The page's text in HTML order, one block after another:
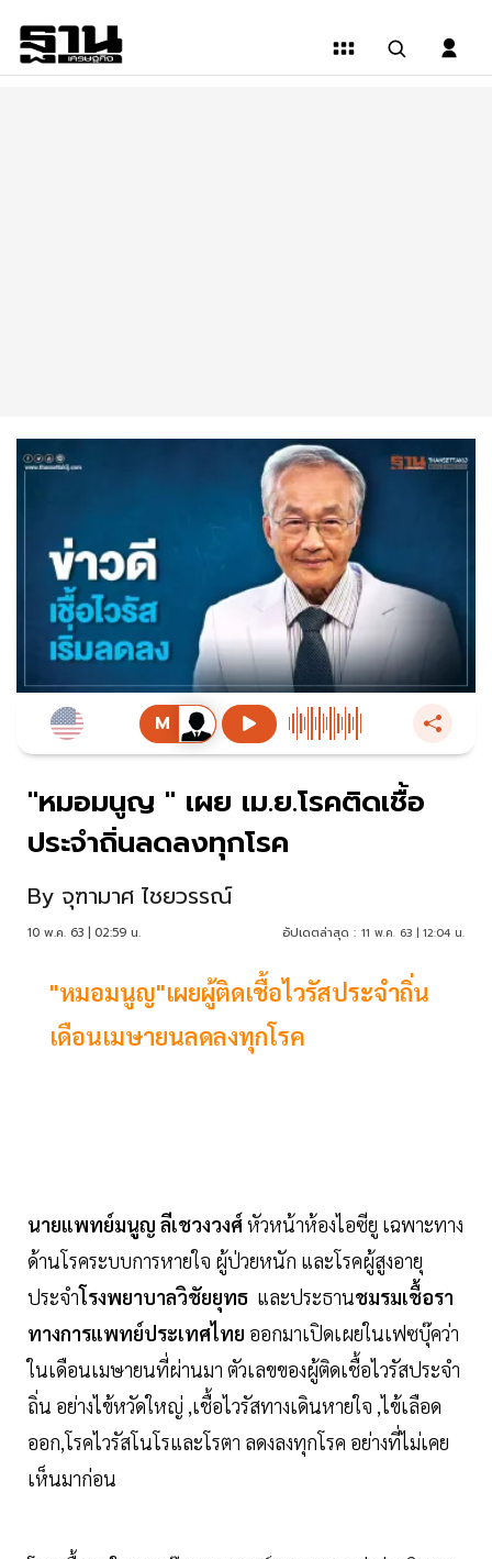
"หมอมนูญ " เผย เม.ย.โรคติดเชื้อ
ประจำถิ่นลดลงทุกโรค
By จุฑามาศ ไชยวรรณ์
10 พ.ค. 63 | 02:59 น. อัปเดตล่าสุด : 11 พ.ค. 63 | 12:04 น.
"หมอมนูญ"เผยผู้ติดเชื้อไวรัสประจำถิ่น
เดือนเมษายนลดลงทุกโรค
นายแพทย์มนูญ ลีเชวงวงศ์หัวหน้าห้องไอซียู เฉพาะทาง
ด้านโรคระบบการหายใจ ผู้ป่วยหนัก และโรคผู้สูงอายุ
ประจำโรงพยาบาลวิชัยยุทธ และประธานชมรมเชื้อรา
ทางการแพทย์ประเทศไทย ออกมาเปิดเผยในเฟซบุ๊คว่า
ในเดือนเมษายนที่ผ่านมา ตัวเลขของผู้ติดเชื้อไวรัสประจำ
ถิ่น อย่างไข้หวัดใหญ่ ,เชื้อไวรัสทางเดินหายใจ ,ไข้เลือด
ออก,โรคไวรัสโนโรและโรตา ลดงลงทุกโรค อย่างที่ไม่เคย
เห็นมาก่อน